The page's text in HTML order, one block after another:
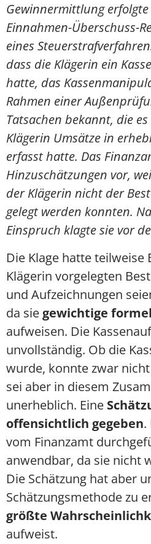
Gewinnermittlung
Einnahmen-Überschuss-
eines
dass die Klägerin ein
hatte, das
Rahmen einer
Tatsachen bekannt, die
Klägerin Umsätze in
erfasst hatte. Das
Hinzuschätzungen vor,
der Klägerin nicht der
gelegt werden konnten.
Einspruch klagte sie vor
Die Klage hatte teilweise
Klägerin vorgelegten
und Aufzeichnungen
da sie gewichtige
aufweisen. Die
unvollständig. Ob die
wurde, konnte zwar
sei aber in diesem
unerheblich. Eine
offensichtlich gegeben.
vom Finanzamt
anwendbar, da sie nicht
Die Schätzung hat aber
Schätzungsmethode zu
größte
aufweist.